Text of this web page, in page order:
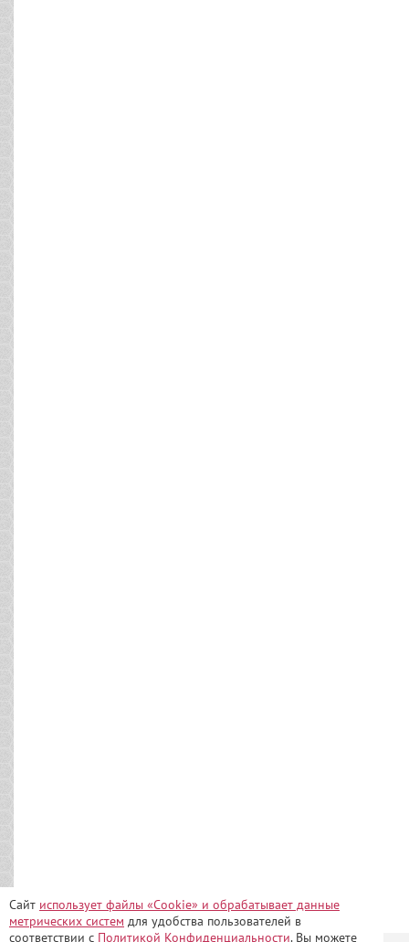
Сайт использует файлы «Сookie» и обрабатывает данные
метрических систем для удобства пользователей в
соответствии с Политикой Конфиденциальности. Вы можете